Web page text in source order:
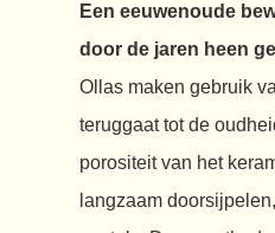
Een eeuwenoude
door de jaren heen
Ollas maken gebruik
teruggaat tot de
porositeit van het
langzaam